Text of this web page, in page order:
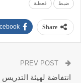
ضبط قعطبة
Share
انتفاضة لهيئة